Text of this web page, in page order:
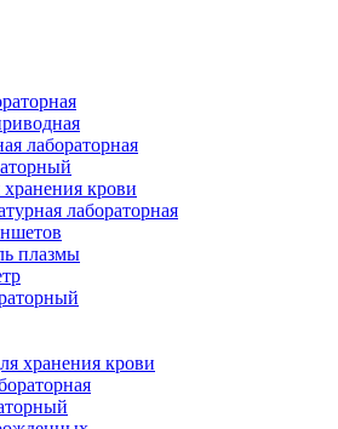
лабораторная
крови
лабораторная
плазмы
хранения крови